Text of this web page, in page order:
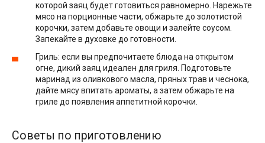
которой заяц будет готовиться равномерно. Нарежьте
мясо на порционные части, обжарьте до золотистой
корочки, затем добавьте овощи и залейте соусом.
Запекайте в духовке до готовности.
Гриль: если вы предпочитаете блюда на открытом
огне, дикий заяц идеален для гриля. Подготовьте
маринад из оливкового масла, пряных трав и чеснока,
дайте мясу впитать ароматы, а затем обжарьте на
гриле до появления аппетитной корочки.
Советы по приготовлению